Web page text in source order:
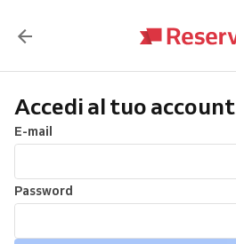
Accedi al tuo account
E-mail
Password